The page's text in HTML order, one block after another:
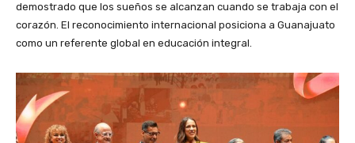
demostrado que los sueños se alcanzan cuando se trabaja con el
corazón. El reconocimiento internacional posiciona a Guanajuato
como un referente global en educación integral.